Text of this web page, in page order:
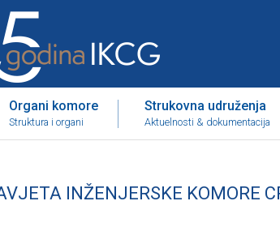
Organi komore
Struktura i organi
Strukovna udruženja
Aktuelnosti & dokumentacija
INŽENJERSKE KOMORE